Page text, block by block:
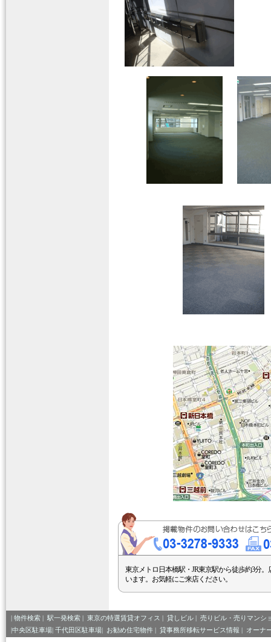
東京メトロ日本橋駅・JR東京駅から徒歩約3分。
います。お気軽にご来店ください。
| 物件検索 | 駅一発検索 | 東京の特選賃貸オフィス | 貸しビル | 売りビル・売りマンシ
|中央区駐車場| 千代田区駐車場| お勧め住宅物件 | 貸事務所移転サービス情報 | オーナ